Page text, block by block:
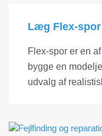
Læg Flex-
Flex-spor er en
bygge en
udvalg af